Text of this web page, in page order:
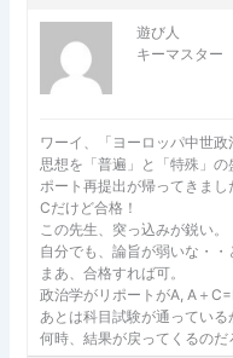
遊び人
キーマスター
ワーイ、「ヨーロッパ中世
思想を「普遍」と「特殊」
ポート再提出が帰ってきまし
Cだけど合格！
この先生、突っ込みが鋭い。
自分でも、論旨が弱いな・・
まあ、合格すれば可。
政治学がリポートがA, A＋
あとは科目試験が通っている
何時、結果が戻ってくるのだ